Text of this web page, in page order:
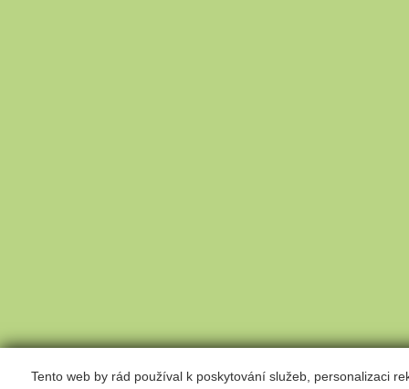
Tento web by rád používal k poskytování služeb, personalizaci